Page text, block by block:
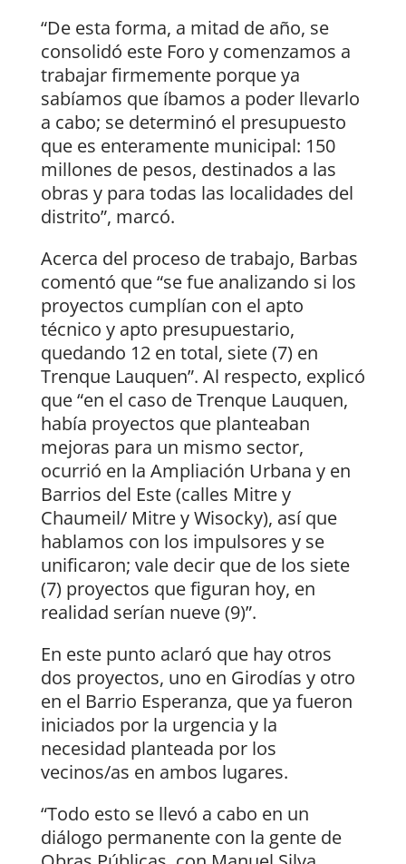
“De esta forma, a mitad de año, se
consolidó este Foro y comenzamos a
trabajar firmemente porque ya
sabíamos que íbamos a poder llevarlo
a cabo; se determinó el presupuesto
que es enteramente municipal: 150
millones de pesos, destinados a las
obras y para todas las localidades del
distrito”, marcó.
Acerca del proceso de trabajo, Barbas
comentó que “se fue analizando si los
proyectos cumplían con el apto
técnico y apto presupuestario,
quedando 12 en total, siete (7) en
Trenque Lauquen”. Al respecto, explicó
que “en el caso de Trenque Lauquen,
había proyectos que planteaban
mejoras para un mismo sector,
ocurrió en la Ampliación Urbana y en
Barrios del Este (calles Mitre y
Chaumeil/ Mitre y Wisocky), así que
hablamos con los impulsores y se
unificaron; vale decir que de los siete
(7) proyectos que figuran hoy, en
realidad serían nueve (9)”.
En este punto aclaró que hay otros
dos proyectos, uno en Girodías y otro
en el Barrio Esperanza, que ya fueron
iniciados por la urgencia y la
necesidad planteada por los
vecinos/as en ambos lugares.
“Todo esto se llevó a cabo en un
diálogo permanente con la gente de